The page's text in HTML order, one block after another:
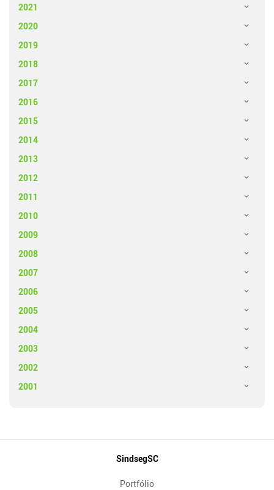
2021
2020
2019
2018
2017
2016
2015
2014
2013
2012
2011
2010
2009
2008
2007
2006
2005
2004
2003
2002
2001
SindsegSC
Portfólio